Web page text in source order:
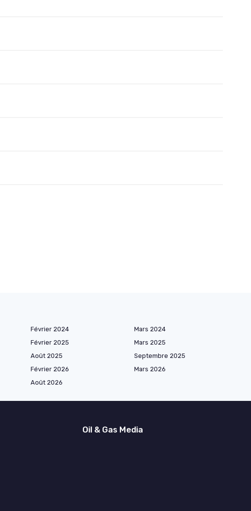
Février 2024
Mars 2024
Février 2025
Mars 2025
Août 2025
Septembre 2025
Février 2026
Mars 2026
Août 2026
Oil & Gas Media